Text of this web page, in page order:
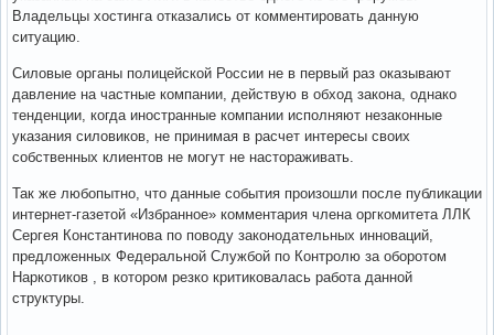
Владельцы хостинга отказались от комментировать данную
ситуацию.
Силовые органы полицейской России не в первый раз оказывают
давление на частные компании, действую в обход закона, однако
тенденции, когда иностранные компании исполняют незаконные
указания силовиков, не принимая в расчет интересы своих
собственных клиентов не могут не настораживать.
Так же любопытно, что данные события произошли после публикации
интернет-газетой «Избранное» комментария члена оргкомитета ЛЛК
Сергея Константинова по поводу законодательных инноваций,
предложенных Федеральной Службой по Контролю за оборотом
Наркотиков , в котором резко критиковалась работа данной
структуры.